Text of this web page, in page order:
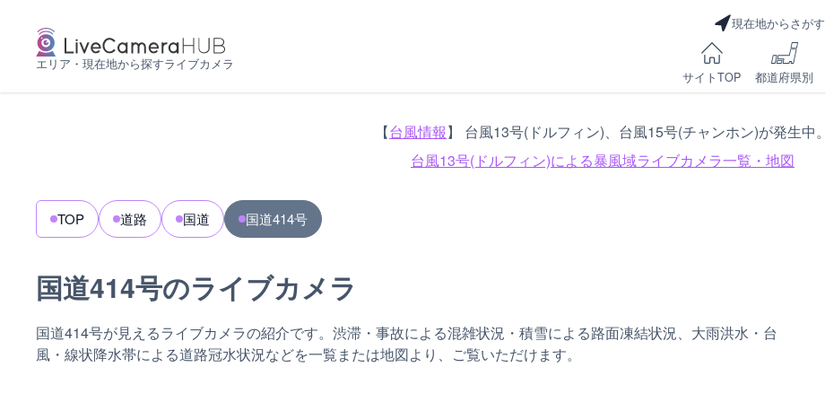
エリア・現在地から探すライブカメラ
現在地からさがす
サイトTOP 都道府県別
【台風情報】 台風13号(ドルフィン)、台風15号(チャンホン)が発生中。
台風13号(ドルフィン)による暴風域ライブカメラ一覧・地図
TOP 道路 国道 国道414号
国道414号のライブカメラ
国道414号が見えるライブカメラの紹介です。渋滞・事故による混雑状況・積雪による路面凍結状況、大雨洪水・台
風・線状降水帯による道路冠水状況などを一覧または地図より、ご覧いただけます。